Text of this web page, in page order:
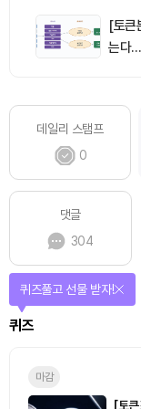
[토큰
는다…
데일리 스탬프
0
댓글
304
퀴즈
퀴즈풀고 선물 받자!
마감
[토